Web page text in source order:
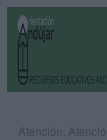
Atención,